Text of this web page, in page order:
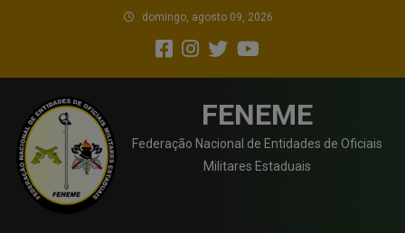
domingo, agosto 09, 2026
FENEME
Federação Nacional de Entidades de Oficiais
Militares Estaduais